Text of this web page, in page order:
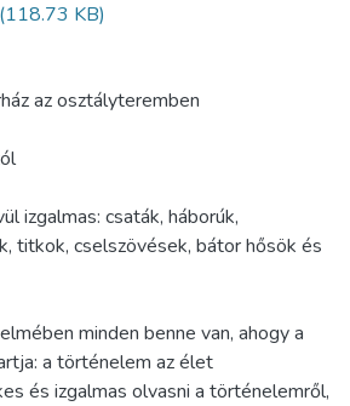
(118.73 KB)
az osztályteremben
izgalmas: csaták, háborúk,
titkok, cselszövések, bátor hősök és
minden benne van, ahogy a
a történelem az élet
és izgalmas olvasni a történelemről,